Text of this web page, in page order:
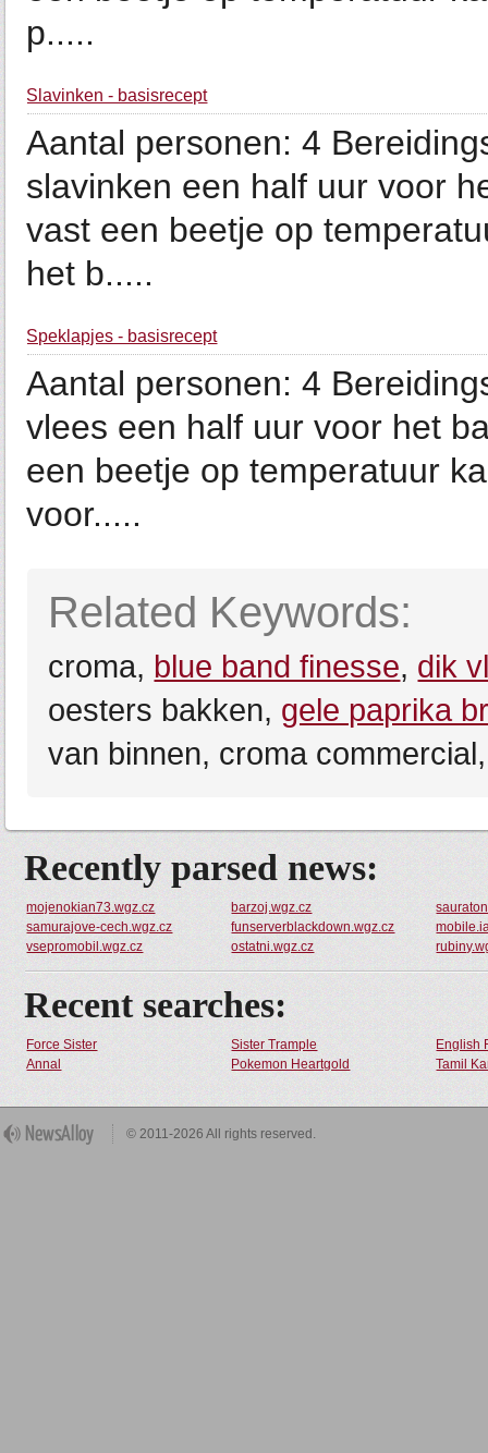
p.....
Slavinken - basisrecept
Aantal personen: 4
slavinken een half uur voor
vast een beetje op
het b.....
Speklapjes - basisrecept
Aantal personen: 4
vlees een half uur voor het
een beetje op temperatuur
voor.....
Related Keywords:
croma, blue band finesse, dik
oesters bakken, gele paprika
van binnen, croma
Recently parsed news:
mojenokian73.wgz.cz barzoj.wgz.cz
samurajove-cech.wgz.cz
funserverblackdown.wgz.cz
vsepromobil.wgz.cz
ostatni.wgz.cz
Recent searches:
Force Sister Sister Trample
English
Annal
Pokemon Heartgold Tamil
© 2011-2026 All rights reserved.